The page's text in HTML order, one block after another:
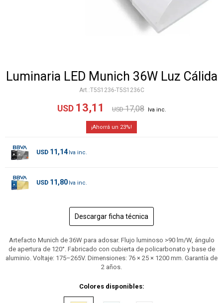
Luminaria LED Munich 36W Luz Cálida
T5S1236-T5S1236C
USD 13,11 USD 17,08
23
USD 11,14
USD 11,80
Descargar ficha técnica
Artefacto Munich de 36W para adosar. Flujo luminoso >90 lm/W, ángulo
de apertura de 120°. Fabricado con cubierta de policarbonato y base de
aluminio. Voltaje: 175–265V. Dimensiones: 76 × 25 × 1200 mm. Garantía de
2 años.
Colores disponibles: